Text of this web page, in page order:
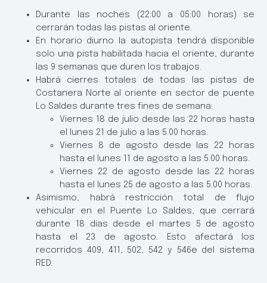
Durante las noches (22:00 a 05:00 horas) se
cerrarán todas las pistas al oriente.
En horario diurno la autopista tendrá disponible
solo una pista habilitada hacia el oriente, durante
las 9 semanas que duren los trabajos.
Habrá cierres totales de todas las pistas de
Costanera Norte al oriente en sector de puente
Lo Saldes durante tres fines de semana:
Viernes 18 de julio desde las 22 horas hasta
el lunes 21 de julio a las 5.00 horas.
Viernes 8 de agosto desde las 22 horas
hasta el lunes 11 de agosto a las 5.00 horas.
Viernes 22 de agosto desde las 22 horas
hasta el lunes 25 de agosto a las 5.00 horas.
Asimismo, habrá restricción total de flujo
vehicular en el Puente Lo Saldes, que cerrará
durante 18 días desde el martes 5 de agosto
hasta el 23 de agosto. Esto afectará los
recorridos 409, 411, 502, 542 y 546e del sistema
RED.